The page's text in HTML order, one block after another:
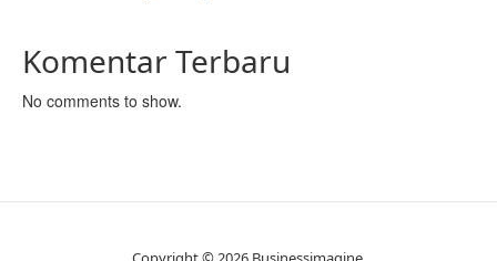
Komentar Terbaru
No comments to show.